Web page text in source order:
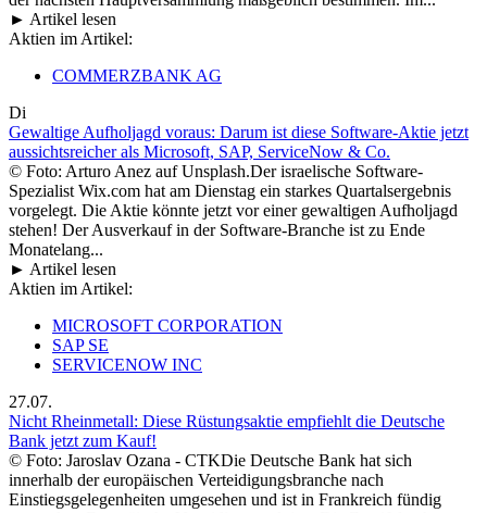
► Artikel lesen
Aktien im Artikel:
COMMERZBANK AG
Di
Gewaltige Aufholjagd voraus: Darum ist diese Software-Aktie jetzt
aussichtsreicher als Microsoft, SAP, ServiceNow & Co.
© Foto: Arturo Anez auf Unsplash.Der israelische Software-
Spezialist Wix.com hat am Dienstag ein starkes Quartalsergebnis
vorgelegt. Die Aktie könnte jetzt vor einer gewaltigen Aufholjagd
stehen! Der Ausverkauf in der Software-Branche ist zu Ende
Monatelang...
► Artikel lesen
Aktien im Artikel:
MICROSOFT CORPORATION
SAP SE
SERVICENOW INC
27.07.
Nicht Rheinmetall: Diese Rüstungsaktie empfiehlt die Deutsche
Bank jetzt zum Kauf!
© Foto: Jaroslav Ozana - CTKDie Deutsche Bank hat sich
innerhalb der europäischen Verteidigungsbranche nach
Einstiegsgelegenheiten umgesehen und ist in Frankreich fündig